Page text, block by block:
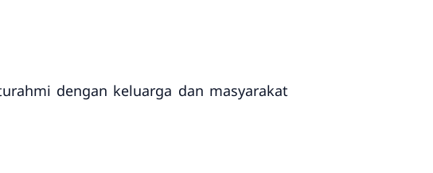
dengan keluarga dan masyarakat